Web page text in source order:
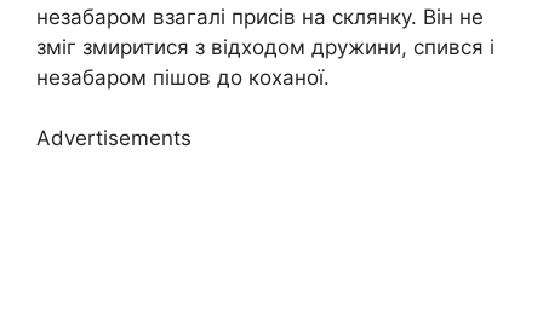
незабаром взагалі присів на склянку. Він не
зміг змиритися з відходом дружини, спився і
незабаром пішов до коханої.
Advertisements